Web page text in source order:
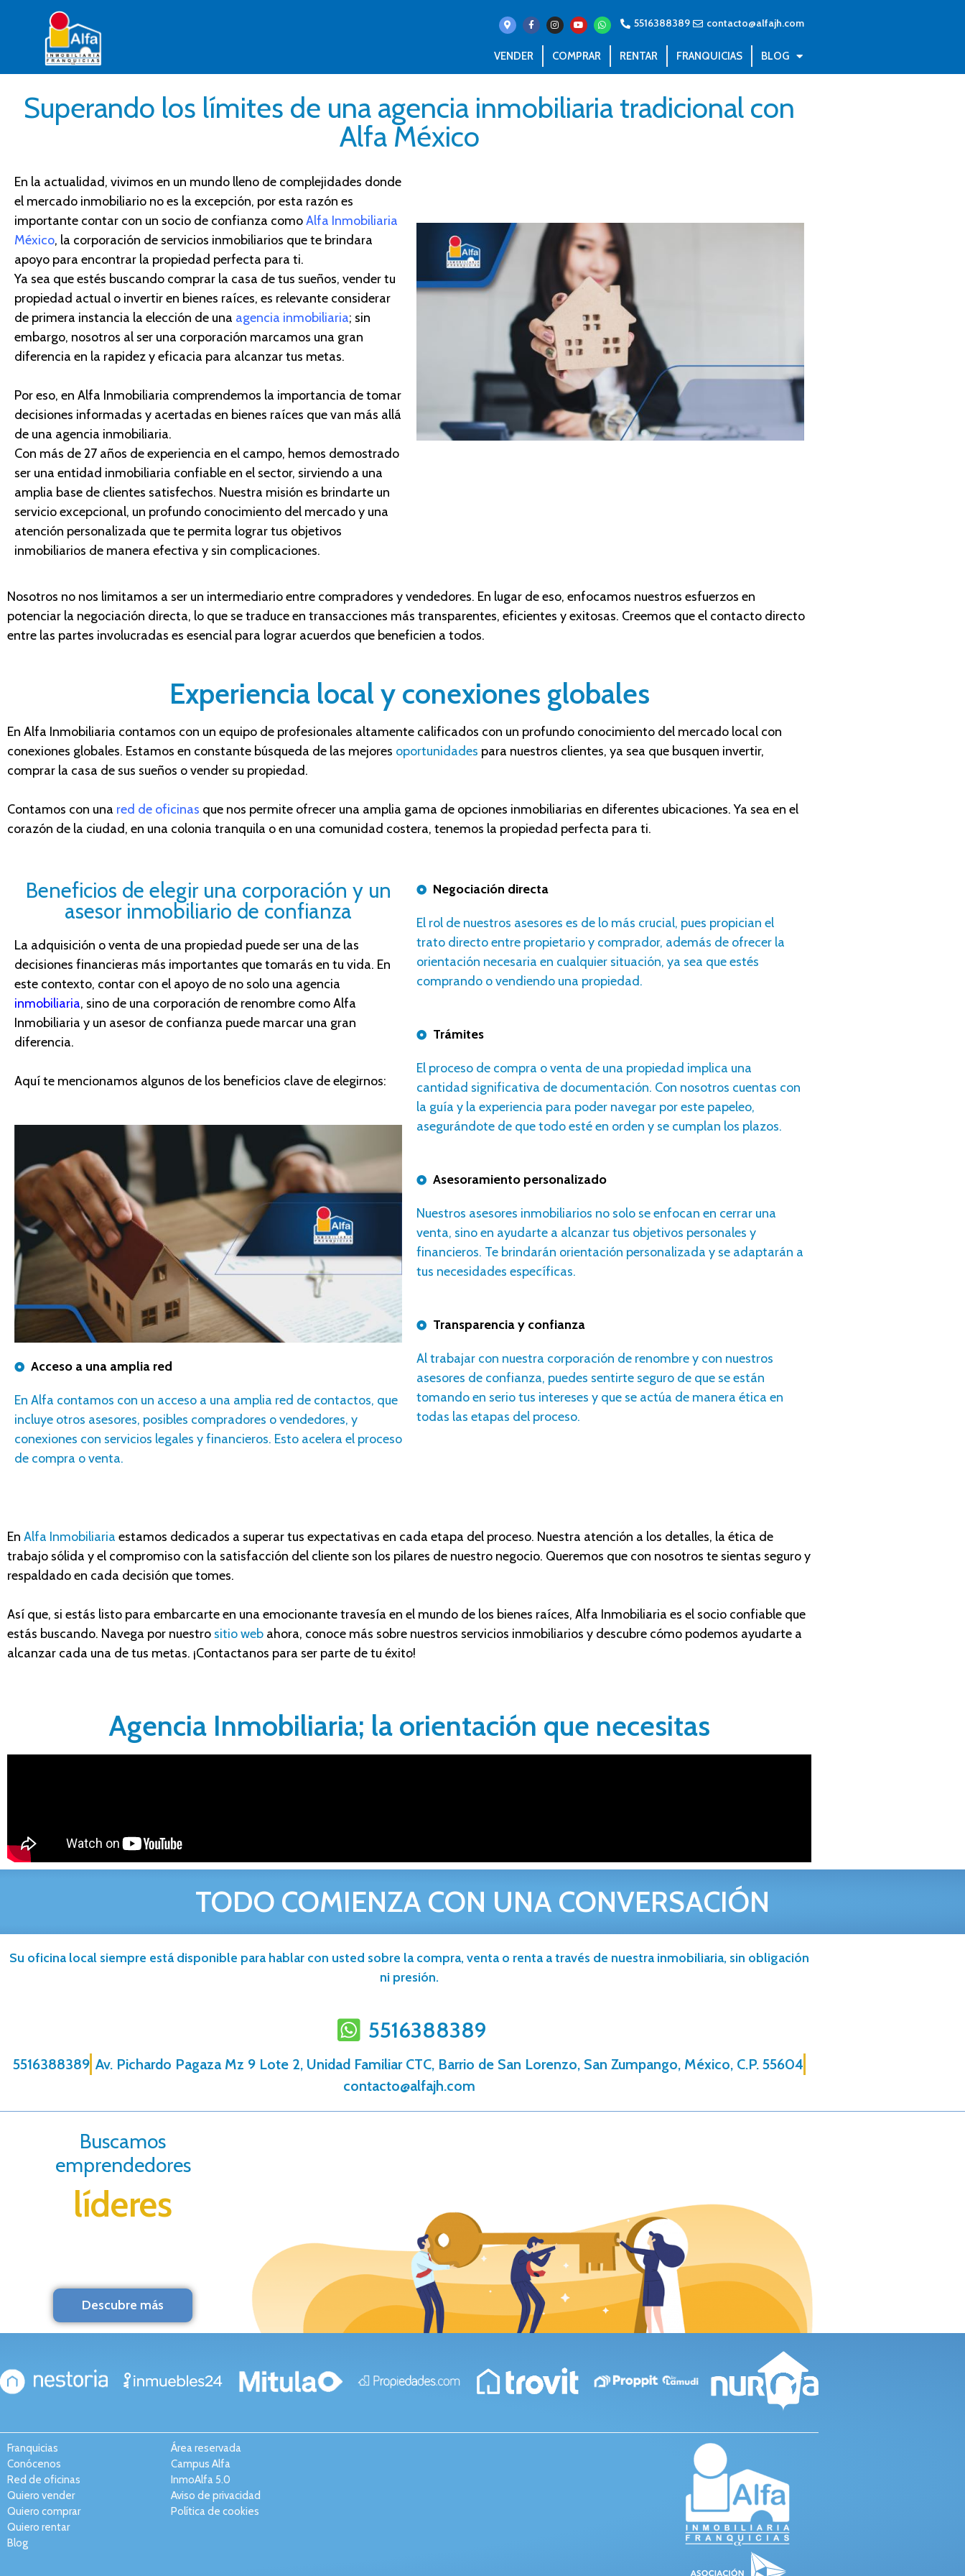
5516388389 contacto@alfajh.com
VENDER COMPRAR RENTAR FRANQUICIAS BLOG
Superando los límites de una agencia inmobiliaria tradicional con
Alfa México
En la actualidad, vivimos en un mundo lleno de complejidades donde
el mercado inmobiliario no es la excepción, por esta razón es
importante contar con un socio de confianza comoAlfa Inmobiliaria
México, la corporación de servicios inmobiliarios que te brindara
apoyo para encontrar la propiedad perfecta para ti.
Ya sea que estés buscando comprar la casa de tus sueños, vender tu
propiedad actual o invertir en bienes raíces, es relevante considerar
de primera instancia la elección de una agencia inmobiliaria; sin
embargo, nosotros al ser una corporación marcamos una gran
diferencia en la rapidez y eficacia para alcanzartus metas.
Por eso, en Alfa Inmobiliaria comprendemos la importancia de tomar
decisiones informadas y acertadas en bienes raíces que van más allá
de una agencia inmobiliaria.
Con más de 27 años de experiencia en el campo, hemos demostrado
ser una entidad inmobiliaria confiable en el sector, sirviendo a una
amplia base de clientes satisfechos. Nuestra misión es brindarte un
servicio excepcional, un profundo conocimiento del mercado y una
atención personalizada que te permita lograr tus objetivos
inmobiliarios de manera efectiva y sin complicaciones.
Nosotros no nos limitamos a ser un intermediario entre compradores y vendedores. En lugar de eso, enfocamos nuestros esfuerzos en
potenciar la negociación directa, lo que se traduce en transacciones más transparentes, eficientes y exitosas. Creemos que el contacto directo
entre las partes involucradas es esencial para lograr acuerdos que beneficien a todos.
Experiencia local y conexiones globales
En Alfa Inmobiliaria contamos con un equipo de profesionales altamente calificados con un profundo conocimiento del mercado local con
conexiones globales. Estamos en constante búsqueda de las mejores oportunidades para nuestros clientes, ya sea que busquen invertir,
comprar la casa de sus sueños o vender su propiedad.
Contamos con una red de oficinas que nos permite ofrecer una amplia gama de opciones inmobiliarias en diferentes ubicaciones. Ya sea en el
corazón de la ciudad, en una colonia tranquila o en una comunidad costera, tenemos la propiedad perfecta para ti.
Beneficios de elegir una corporación y un
asesor inmobiliario de confianza
La adquisición o venta de una propiedad puede ser una de las
decisiones financieras más importantes que tomarás en tu vida. En
este contexto, contar con el apoyo de no solo una agencia
inmobiliaria, sino de una corporación de renombre como Alfa
Inmobiliaria y un asesor de confianza puede marcar una gran
diferencia.
Aquí te mencionamos algunos de los beneficios clave de elegirnos:
Acceso a una amplia red
En Alfa contamos con un acceso a una amplia red de contactos, que
incluye otros asesores, posibles compradores o vendedores, y
conexiones con servicios legales y financieros. Esto acelera el proceso
de compra o venta.
Negociación directa
El rol de nuestros asesores es de lo más crucial, pues propician el
trato directo entre propietario y comprador, además de ofrecer la
orientación necesaria en cualquier situación, ya sea que estés
comprando o vendiendo una propiedad.
Trámites
El proceso de compra o venta de una propiedad implica una
cantidad significativa de documentación. Con nosotros cuentas con
la guía y la experiencia para poder navegar por este papeleo,
asegurándote de que todo esté en orden y se cumplan los plazos.
Asesoramiento personalizado
Nuestros asesores inmobiliarios no solo se enfocan en cerrar una
venta, sino en ayudarte a alcanzar tus objetivos personales y
financieros. Te brindarán orientación personalizada y se adaptarán a
tus necesidades específicas.
Transparencia y confianza
Al trabajar con nuestra corporación de renombre y con nuestros
asesores de confianza, puedes sentirte seguro de que se están
tomando en serio tus intereses y que se actúa de manera ética en
todas las etapas del proceso.
En Alfa Inmobiliaria estamos dedicados a superar tus expectativas en cada etapa del proceso. Nuestra atención a los detalles, la ética de
trabajo sólida y el compromiso con la satisfacción del cliente son los pilares de nuestro negocio. Queremos que con nosotros te sientas seguro y
respaldado en cada decisión que tomes.
Así que, si estás listo para embarcarte en una emocionante travesía en el mundo de los bienes raíces, Alfa Inmobiliaria es el socio confiable que
estás buscando. Navega por nuestro sitio web ahora, conoce más sobre nuestros servicios inmobiliarios y descubre cómo podemos ayudarte a
alcanzar cada una de tus metas. ¡Contactanos para ser parte de tu éxito!
Agencia Inmobiliaria; la orientación que necesitas
TODO COMIENZA CON UNA CONVERSACIÓN
Su oficina local siempre está disponible para hablar con usted sobre la compra, venta o renta a través de nuestra inmobiliaria, sin obligación
ni presión.
5516388389
5516388389 Av. Pichardo Pagaza Mz 9 Lote 2, Unidad Familiar CTC, Barrio de San Lorenzo, San Zumpango, México, C.P. 55604
contacto@alfajh.com
Buscamos
emprendedores
líderes
Descubre más
Franquicias
Conócenos
Red de oficinas
Quiero vender
Quiero comprar
Quiero rentar
Blog
Área reservada
Campus Alfa
InmoAlfa 5.0
Aviso de privacidad
Política de cookies